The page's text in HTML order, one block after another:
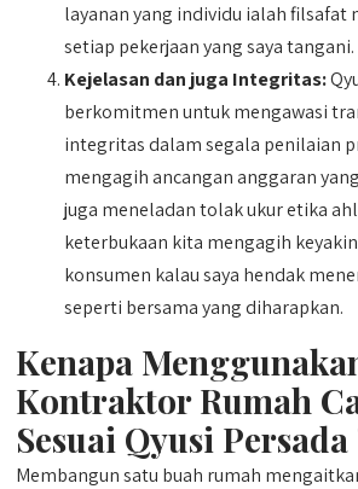
layanan yang individu ialah filsafat
setiap pekerjaan yang saya tangani.
Kejelasan dan juga Integritas:
berkomitmen untuk mengawasi
integritas dalam segala penilaian
mengagih ancangan anggaran
juga meneladan tolak ukur etika
keterbukaan kita mengagih
konsumen kalau saya hendak
seperti bersama yang diharapkan.
Kenapa
Kontraktor Rumah
Sesuai Qyusi Persada
Membangun satu buah rumah